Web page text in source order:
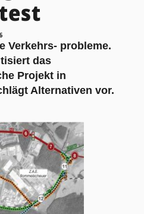
Verkehrs- probleme.
das
Projekt in
Alternativen vor.